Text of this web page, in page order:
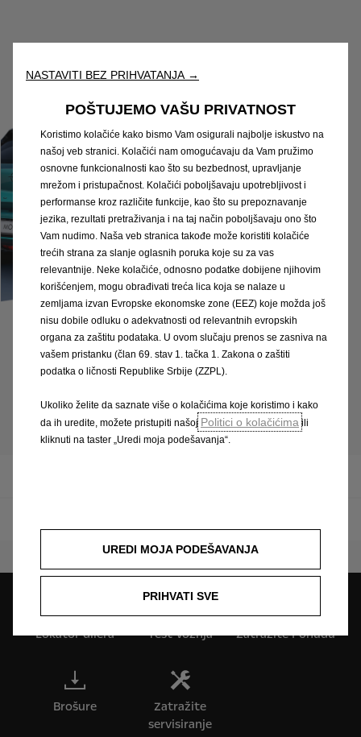
Mokka
Lokator dilera Test Vožnja Zatražite Ponudu
Brošure
Zatražite
servisiranje
NASTAVITI BEZ PRIHVATANJA →
POŠTUJEMO VAŠU PRIVATNOST
Koristimo kolačiće kako bismo Vam osigurali najbolje iskustvo na
našoj veb stranici. Kolačići nam omogućavaju da Vam pružimo
osnovne funkcionalnosti kao što su bezbednost, upravljanje
mrežom i pristupačnost. Kolačići poboljšavaju upotrebljivost i
performanse kroz različite funkcije, kao što su prepoznavanje
jezika, rezultati pretraživanja i na taj način poboljšavaju ono što
Vam nudimo. Naša veb stranica takođe može koristiti kolačiće
trećih strana za slanje oglasnih poruka koje su za vas
relevantnije. Neke kolačiće, odnosno podatke dobijene njihovim
korišćenjem, mogu obrađivati treća lica koja se nalaze u
zemljama izvan Evropske ekonomske zone (EEZ) koje možda još
nisu dobile odluku o adekvatnosti od relevantnih evropskih
organa za zaštitu podataka. U ovom slučaju prenos se zasniva na
vašem pristanku (član 69. stav 1. tačka 1. Zakona o zaštiti
podatka o ličnosti Republike Srbije (ZZPL).
Ukoliko želite da saznate više o kolačićima koje koristimo i kako
da ih uredite, možete pristupiti našoj Politici o kolačićima ili
kliknuti na taster „Uredi moja podešavanja“.
UREDI MOJA PODEŠAVANJA
PRIHVATI SVE